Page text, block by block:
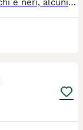
"Meravigliosi cuccioli di Maine Coon bianchi e neri, alcuni con splendida livrea tabby. Allevati con amore in ambiente familiare, sono sani, dolcissimi e ben socializzati. Crescono con la massima cura e saranno affidati solo a famiglie responsabili, pronte ad amarli per tutta la vita." 🐾